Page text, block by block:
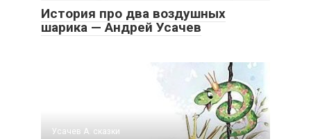
История про два воздушных
шарика — Андрей Усачев
Усачев А. сказки